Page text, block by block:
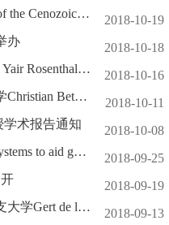
10月22日学术报告：Evolution of the Cenozoic Ocean
2018-10-19
办
2018-10-18
10月17日美国Rutgers University Yair Rosenthal教授学术报告
2018-10-16
蓝海论坛第25期：德国汉堡大学Christian Betzler&Thomas Lüdmann两位学者报告
2018-10-11
学术报告通知
2018-10-08
蓝海论坛第25期：Developing systems to aid geoscience research.
2018-09-25
2018-09-19
蓝海论坛第24期：荷兰乌特列支大学Gert de lange 教授报告
2018-09-13